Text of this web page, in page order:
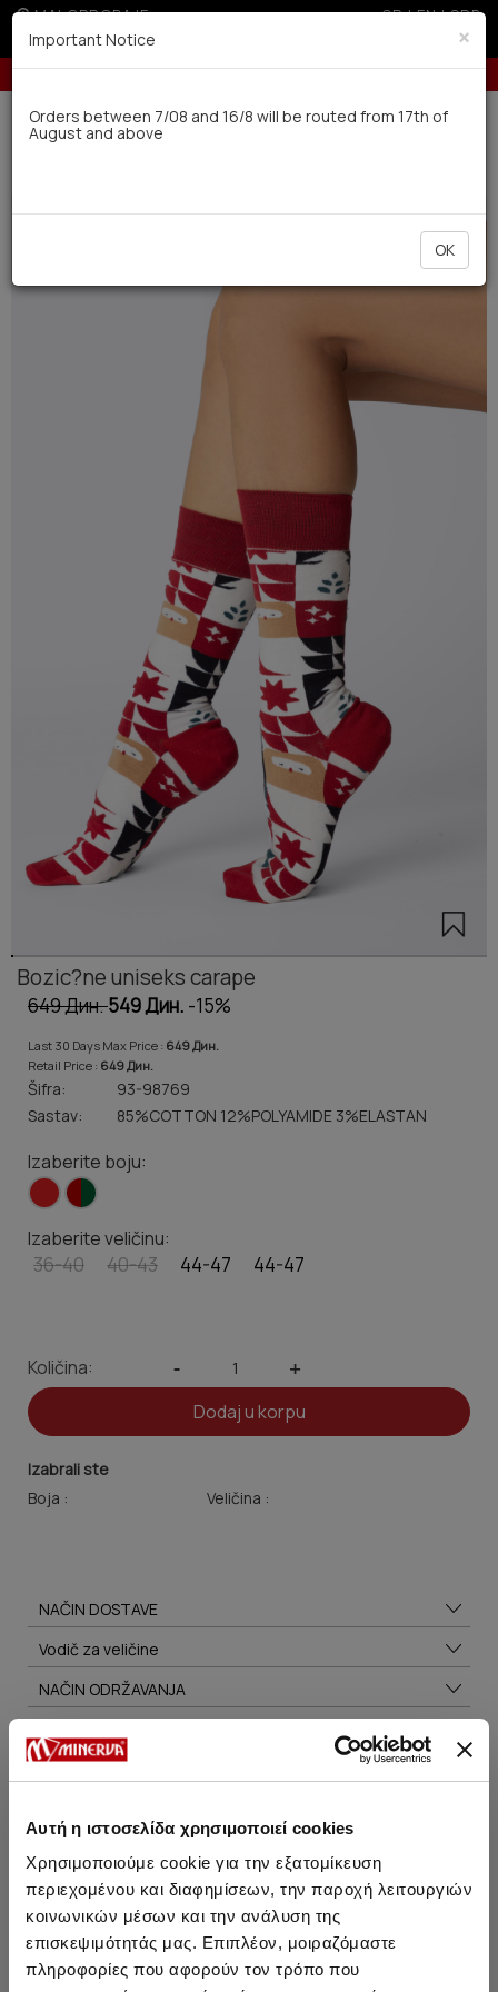
Αυτή η ιστοσελίδα χρησιμοποιεί cookies
Χρησιμοποιούμε cookie για την εξατομίκευση
περιεχομένου και διαφημίσεων, την παροχή λειτουργιών
κοινωνικών μέσων και την ανάλυση της
επισκεψιμότητάς μας. Επιπλέον, μοιραζόμαστε
πληροφορίες που αφορούν τον τρόπο που
MALOPRODAJE GR|EN|SRB
Besplatna dostava za porudžbine preko 4.000 dinara
Dostava u roku od 10 radnih dana
Bozic?ne uniseks carape
649 Дин.549 Дин. -15%
Last 30 Days Max Price : 649 Дин.
Retail Price : 649 Дин.
Šifra:
93-98769
Sastav:
85%COTTON 12%POLYAMIDE 3%ELASTAN
Izaberite boju:
Izaberite veličinu:
36-40 40-43 44-47 44-47
Količina: - +
Dodaj u korpu
Izabrali ste
Boja :
Veličina :
NAČIN DOSTAVE
Vodič za veličine
NAČIN ODRŽAVANJA
Možda će Vam se svideti
SALE SALE
×
Important Notice
Orders between 7/08 and 16/8 will be routed from 17th of
August and above
OK